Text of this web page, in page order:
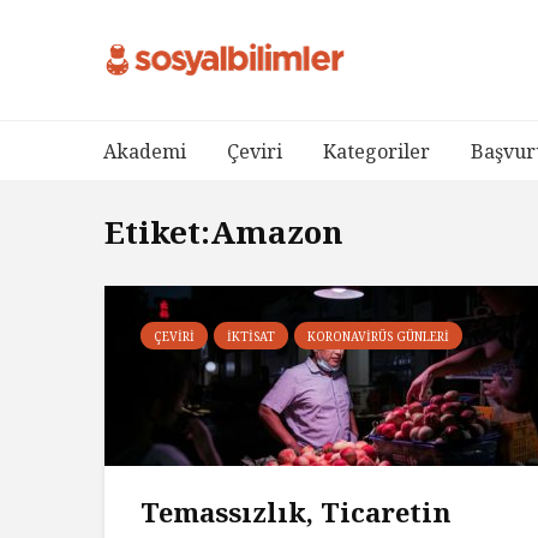
Akademi Çeviri Kategoriler
Etiket:Amazon
ÇEVIRI İKTISAT KORONAVIRÜS GÜNLERI
Temassızlık, Ticaretin